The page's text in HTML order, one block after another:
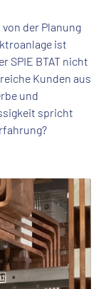
der Planung
ist
SPIE BTAT nicht
Kunden aus
und
spricht